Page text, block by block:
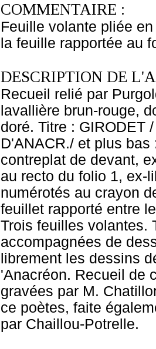
COMMENTAIRE :
Feuille volante pliée
la feuille rapportée au
DESCRIPTION DE
Recueil relié par
lavallière brun-rouge,
doré. Titre : GIRODET
D'ANACR./ et plus
contreplat de devant,
au recto du folio 1, ex-
numérotés au crayon
feuillet rapporté entre
Trois feuilles volantes.
accompagnées de
librement les dessins
'Anacréon. Recueil de
gravées par M.
ce poètes, faite
par Chaillou-Potrelle.